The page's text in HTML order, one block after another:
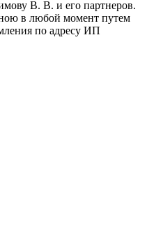
В. В. и его партнеров.
в любой момент путем
по адресу ИП